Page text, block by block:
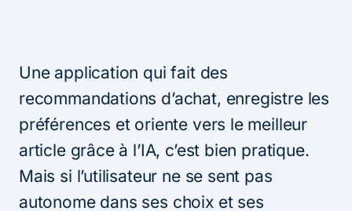
Une application qui fait des
recommandations d’achat, enregistre les
préférences et oriente vers le meilleur
article grâce à l’IA, c’est bien pratique.
Mais si l’utilisateur ne se sent pas
autonome dans ses choix et ses